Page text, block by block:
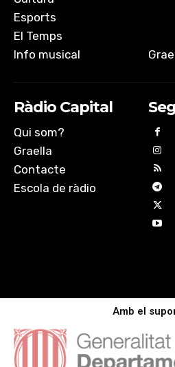
Esports
El Temps
Info musical
Ràdio Capital
Qui som?
Graella
Contacte
Escola de ràdio
Amb el